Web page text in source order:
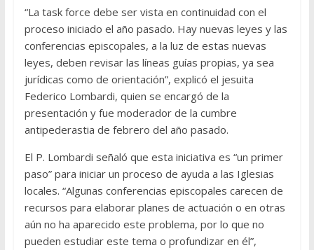
“La task force debe ser vista en continuidad con el
proceso iniciado el año pasado. Hay nuevas leyes y las
conferencias episcopales, a la luz de estas nuevas
leyes, deben revisar las líneas guías propias, ya sea
jurídicas como de orientación”, explicó el jesuita
Federico Lombardi, quien se encargó de la
presentación y fue moderador de la cumbre
antipederastia de febrero del año pasado.
El P. Lombardi señaló que esta iniciativa es “un primer
paso” para iniciar un proceso de ayuda a las Iglesias
locales. “Algunas conferencias episcopales carecen de
recursos para elaborar planes de actuación o en otras
aún no ha aparecido este problema, por lo que no
pueden estudiar este tema o profundizar en él”,